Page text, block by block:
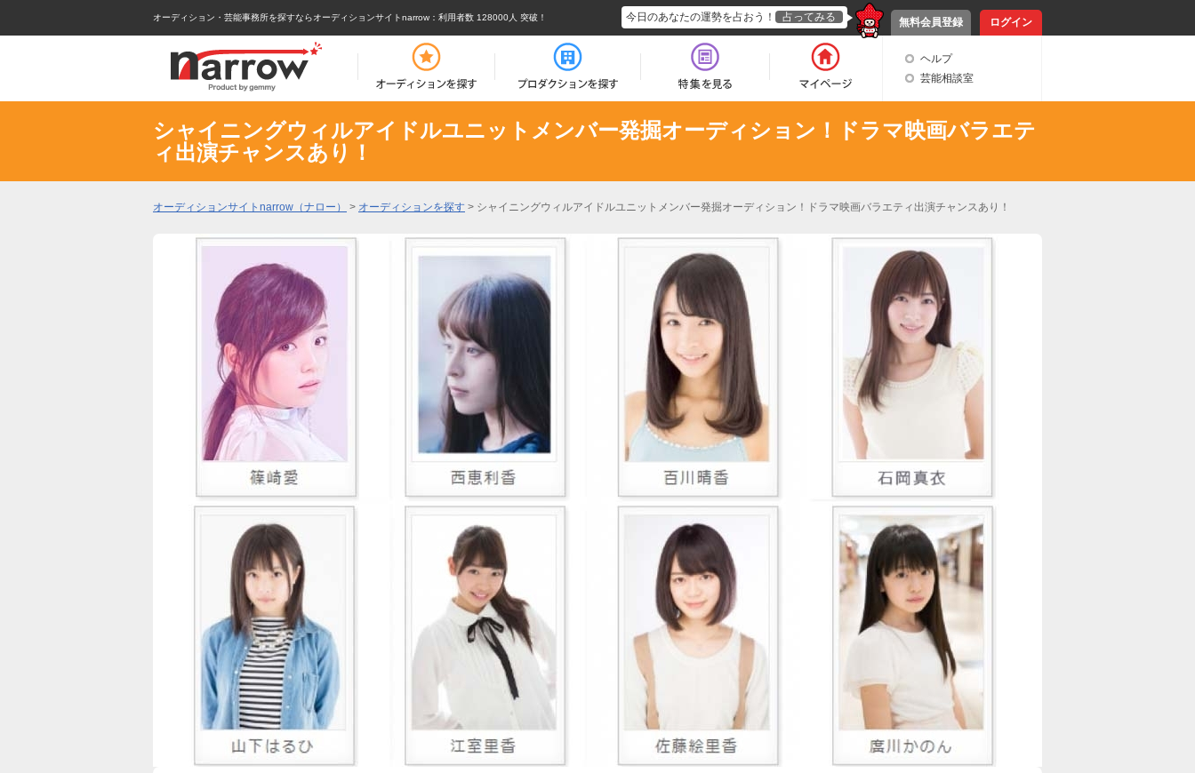
オーディション・芸能事務所を探すならオーディションサイトnarrow ：利用者数 128000人 突破！ 無料会員登録 ログイン
今日のあなたの運勢を占おう！ 占ってみる
ヘルプ
芸能相談室
シャイニングウィルアイドルユニットメンバー発掘オーディション！ドラマ映画バラエテ
ィ出演チャンスあり！
オーディションサイトnarrow（ナロー） > オーディションを探す > シャイニングウィルアイドルユニットメンバー発掘オーディション！ドラマ映画バラエティ出演チャンスあり！